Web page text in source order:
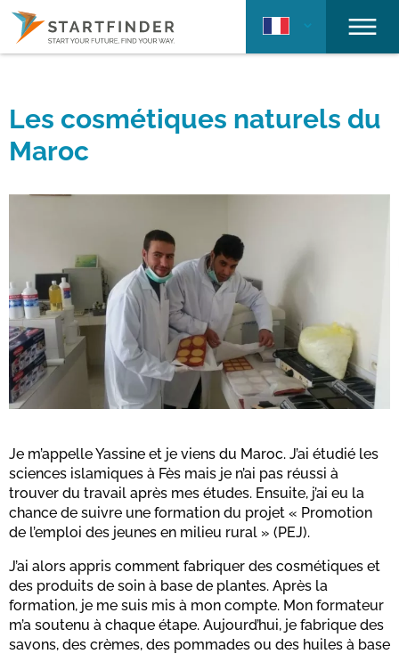
Les cosmétiques naturels du
Maroc
Je m’appelle Yassine et je viens du Maroc. J’ai étudié les
sciences islamiques à Fès mais je n’ai pas réussi à
trouver du travail après mes études. Ensuite, j’ai eu la
chance de suivre une formation du projet « Promotion
de l’emploi des jeunes en milieu rural » (PEJ).
J’ai alors appris comment fabriquer des cosmétiques et
des produits de soin à base de plantes. Après la
formation, je me suis mis à mon compte. Mon formateur
m’a soutenu à chaque étape. Aujourd’hui, je fabrique des
savons, des crèmes, des pommades ou des huiles à base